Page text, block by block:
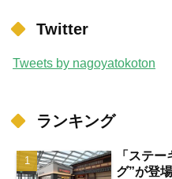
Twitter
Tweets by nagoyatokoton
ランキング
「ステ
グ”が登